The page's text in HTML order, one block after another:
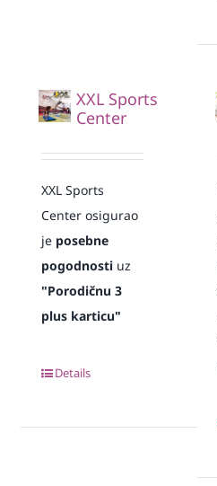
XXL Sports
Center
XXL Sports
Center osigurao
je posebne
pogodnostiuz
"Porodičnu 3
plus karticu"
Details